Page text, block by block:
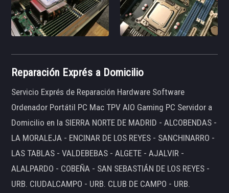
Reparación Exprés a Domicilio
Servicio Exprés de Reparación Hardware Software
Ordenador Portátil PC Mac TPV AIO Gaming PC Servidor a
Domicilio en la SIERRA NORTE DE MADRID - ALCOBENDAS -
LA MORALEJA - ENCINAR DE LOS REYES - SANCHINARRO -
LAS TABLAS - VALDEBEBAS - ALGETE - AJALVIR -
ALALPARDO - COBEÑA - SAN SEBASTIÁN DE LOS REYES -
URB. CIUDALCAMPO - URB. CLUB DE CAMPO - URB.